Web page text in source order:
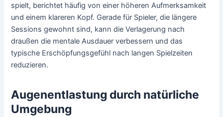
spielt, berichtet häufig von einer höheren Aufmerksamkeit
und einem klareren Kopf. Gerade für Spieler, die längere
Sessions gewohnt sind, kann die Verlagerung nach
draußen die mentale Ausdauer verbessern und das
typische Erschöpfungsgefühl nach langen Spielzeiten
reduzieren.
Augenentlastung durch natürliche
Umgebung